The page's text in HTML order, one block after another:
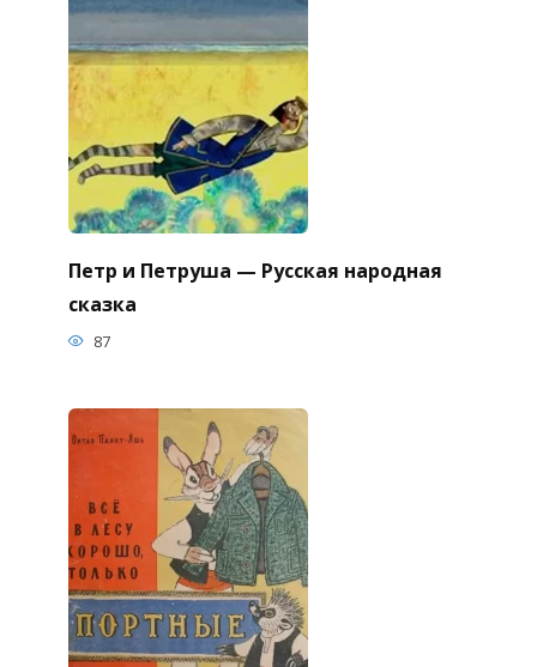
Петр и Петруша — Русская народная
сказка
87